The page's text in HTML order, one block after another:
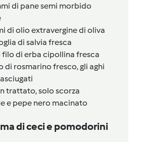
di pane semi morbido
di olio extravergine di oliva
di salvia fresca
filo di erba cipollina fresca
di rosmarino fresco, gli aghi
trattato,solo scorza
e pepe nero macinato
di ceci e pomodorini